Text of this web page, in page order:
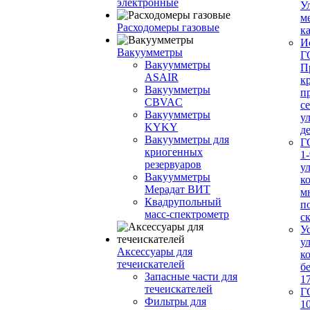
электронные
Расходомеры газовые
Вакуумметры
Вакуумметры
ASAIR
Вакуумметры
CBVAC
Вакуумметры
KYKY
Вакуумметры для
криогенных
резервуаров
Вакуумметры
Мерадат ВИТ
Квадрупольный
масс-спектрометр
Аксессуары для
течеискателей
Запасные части для
течеискателей
Фильтры для